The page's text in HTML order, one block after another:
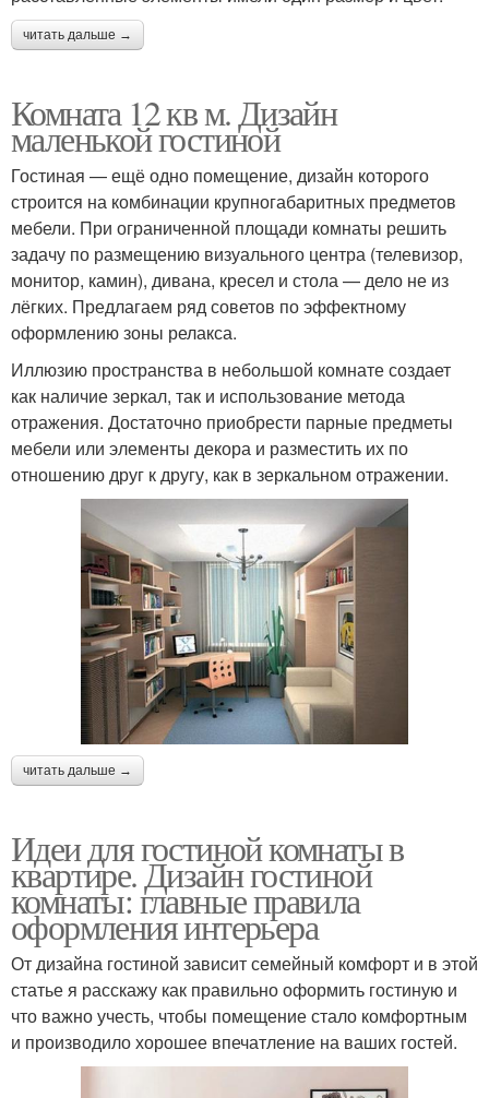
читать дальше →
Комната 12 кв м. Дизайн
маленькой гостиной
Гостиная — ещё одно помещение, дизайн которого
строится на комбинации крупногабаритных предметов
мебели. При ограниченной площади комнаты решить
задачу по размещению визуального центра (телевизор,
монитор, камин), дивана, кресел и стола — дело не из
лёгких. Предлагаем ряд советов по эффектному
оформлению зоны релакса.
Иллюзию пространства в небольшой комнате создает
как наличие зеркал, так и использование метода
отражения. Достаточно приобрести парные предметы
мебели или элементы декора и разместить их по
отношению друг к другу, как в зеркальном отражении.
читать дальше →
Идеи для гостиной комнаты в
квартире. Дизайн гостиной
комнаты: главные правила
оформления интерьера
От дизайна гостиной зависит семейный комфорт и в этой
статье я расскажу как правильно оформить гостиную и
что важно учесть, чтобы помещение стало комфортным
и производило хорошее впечатление на ваших гостей.